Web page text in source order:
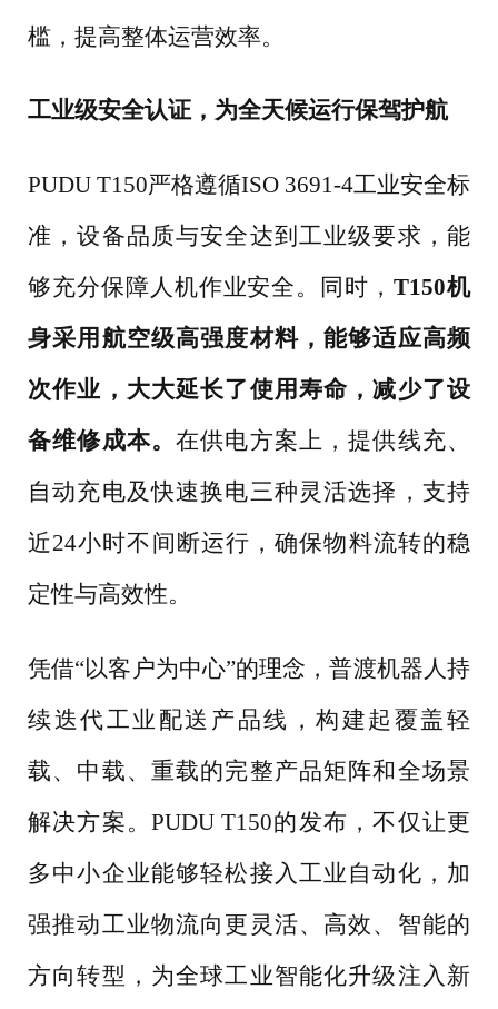
槛，提高整体运营效率。
工业级安全认证，为全天候运行保驾护航
PUDU T150严格遵循ISO 3691-4工业安全标
准，设备品质与安全达到工业级要求，能
够充分保障人机作业安全。同时，T150机
身采用航空级高强度材料，能够适应高频
次作业，大大延长了使用寿命，减少了设
备维修成本。在供电方案上，提供线充、
自动充电及快速换电三种灵活选择，支持
近24小时不间断运行，确保物料流转的稳
定性与高效性。
凭借“以客户为中心”的理念，普渡机器人持
续迭代工业配送产品线，构建起覆盖轻
载、中载、重载的完整产品矩阵和全场景
解决方案。PUDU T150的发布，不仅让更
多中小企业能够轻松接入工业自动化，加
强推动工业物流向更灵活、高效、智能的
方向转型，为全球工业智能化升级注入新